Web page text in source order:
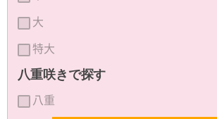
大
特大
八重咲きで探す
八重